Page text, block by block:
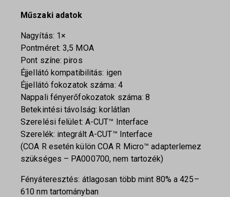
Műszaki adatok
Nagyítás: 1×
Pontméret: 3,5 MOA
Pont színe: piros
Éjjellátó kompatibilitás: igen
Éjjellátó fokozatok száma: 4
Nappali fényerőfokozatok száma: 8
Betekintési távolság: korlátlan
Szerelési felület: A-CUT™ Interface
Szerelék: integrált A-CUT™ Interface
(COA R esetén külön COA R Micro™ adapterlemez
szükséges – PA000700, nem tartozék)
Fényáteresztés: átlagosan több mint 80% a 425–
610 nm tartományban